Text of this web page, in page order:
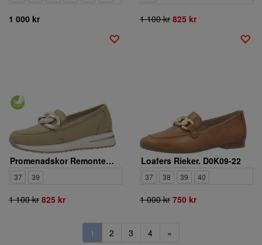
1 000 kr 1 100 kr 825 kr
Promenadskor Remonte. D1G11-62
37 39
1 100 kr 825 kr
Loafers Rieker. D0K09-22
37 38 39 40
1 000 kr 750 kr
1 2 3 4 »